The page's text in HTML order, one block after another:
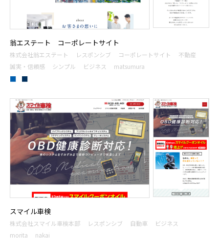
翁エステート コーポレートサイト
株式会社翁エステート レスポンシブ コーポレートサイト
不動産
誠実・信頼感
シンプル ビジネス matsumura
■ ■
スマイル車検
株式会社スマイル車検本部 レスポンシブ 自動車
ビジネス
morita
nakai